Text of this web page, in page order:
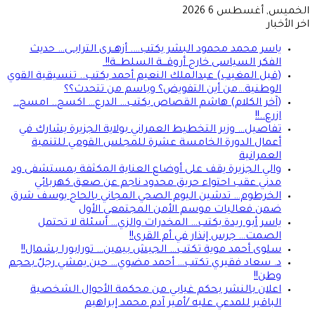
الخميس, أغسطس 6 2026
اخر الأخبار
ياسر محمد محمود البشر يكتب…. أزهــرى الترابــى… حديث
الفكر السياسى خارج أروقـــة السلطـــة!!
(قبل المغيب) عبدالملك النعيم أحمد يكتب.. تنسيقية القوي
الوطنية…من أين التفويض؟ وباسم من تتحدث؟؟
(آخر الكلام) هاشم القصاص يكتب… الدرع… اكسح.. امسح..
ازرع..!!
تفاصيل… وزير التخطيط العمراني بولاية الجزيرة يشارك في
أعمال الدورة الخامسة عشرة للمجلس القومي للتنمية
العمرانية
والي الجزيرة يقف على أوضاع العناية المكثفة بمستشفى ود
مدني عقب احتواء حريق محدود ناجم عن صعق كهربائي
الخرطوم… تدشين اليوم الصحي المجاني بالحاج يوسف شرق
ضمن فعاليات موسم الأمن المجتمعي الأول
ياسر أبو ريدة يكتب… المخدرات والزي… أسئلة لا تحتمل
الصمت… جرس إنذار في أم القرى!!
سلوى أحمد موية تكتب… الجيش بيمين… تورابورا بشمال!!
د. سعاد فقيري تكتب… أحمد مضوي… حين يمشي رجلٌ بحجم
وطن!!
اعلان بالنشر بحكم غيابي من محكمة الأحوال الشخصية
الباقير للمدعي عليه /أمير آدم محمد إبراهيم